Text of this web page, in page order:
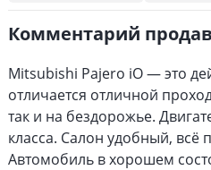
Комментарий
Mitsubishi Pajero iO — это
отличается отличной
так и на бездорожье.
класса. Салон удобный, всё
Автомобиль в хорошем